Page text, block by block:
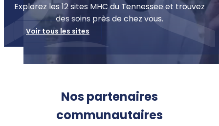
Explorez les 12 sites MHC du Tennessee et trouvez
des soins près de chez vous.
Voir tous les sites
Nos partenaires
communautaires